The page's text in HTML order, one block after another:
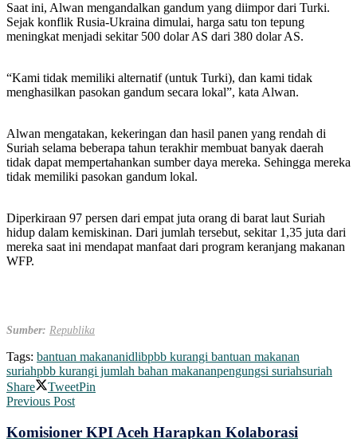
Saat ini, Alwan mengandalkan gandum yang diimpor dari Turki.
Sejak konflik Rusia-Ukraina dimulai, harga satu ton tepung
meningkat menjadi sekitar 500 dolar AS dari 380 dolar AS.
“Kami tidak memiliki alternatif (untuk Turki), dan kami tidak
menghasilkan pasokan gandum secara lokal”, kata Alwan.
Alwan mengatakan, kekeringan dan hasil panen yang rendah di
Suriah selama beberapa tahun terakhir membuat banyak daerah
tidak dapat mempertahankan sumber daya mereka. Sehingga mereka
tidak memiliki pasokan gandum lokal.
Diperkiraan 97 persen dari empat juta orang di barat laut Suriah
hidup dalam kemiskinan. Dari jumlah tersebut, sekitar 1,35 juta dari
mereka saat ini mendapat manfaat dari program keranjang makanan
WFP.
Sumber: Republika
Tags: bantuan makananidlibpbb kurangi bantuan makanan
suriahpbb kurangi jumlah bahan makananpengungsi suriahsuriah
Share
TweetPin
Previous Post
Komisioner KPI Aceh Harapkan Kolaborasi